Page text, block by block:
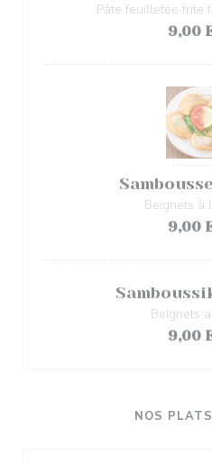
Pâte feuilletée frite
9,00
Beignets à
9,00
Beignets
9,00
NOS